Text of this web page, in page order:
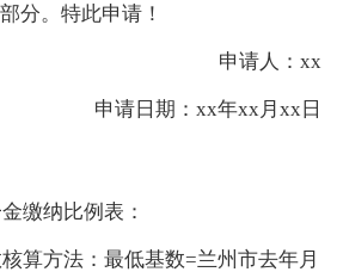
分。特此申请！
申请人：xx
申请日期：xx年xx月xx日
纳比例表：
方法：最低基数=兰州市去年月